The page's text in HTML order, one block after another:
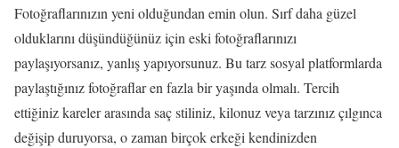
Fotoğraflarınızın yeni olduğundan emin olun. Sırf daha güzel
olduklarını düşündüğünüz için eski fotoğraflarınızı
paylaşıyorsanız, yanlış yapıyorsunuz. Bu tarz sosyal platformlarda
paylaştığınız fotoğraflar en fazla bir yaşında olmalı. Tercih
ettiğiniz kareler arasında saç stiliniz, kilonuz veya tarzınız çılgınca
değişip duruyorsa, o zaman birçok erkeği kendinizden